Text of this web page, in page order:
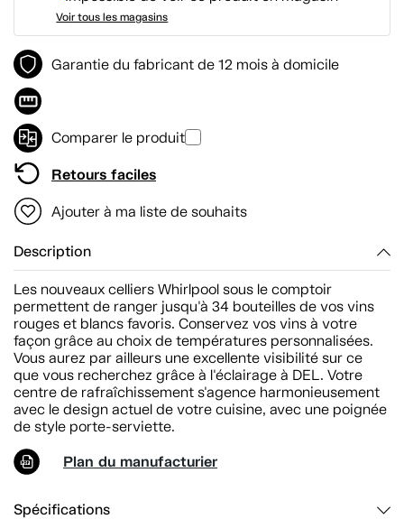
Voir tous les magasins
Garantie du fabricant de 12 mois à domicile
Comparer le produit
Retours faciles
Ajouter à ma liste de souhaits
Description
Les nouveaux celliers Whirlpool sous le comptoir
permettent de ranger jusqu'à 34 bouteilles de vos vins
rouges et blancs favoris. Conservez vos vins à votre
façon grâce au choix de températures personnalisées.
Vous aurez par ailleurs une excellente visibilité sur ce
que vous recherchez grâce à l'éclairage à DEL. Votre
centre de rafraîchissement s'agence harmonieusement
avec le design actuel de votre cuisine, avec une poignée
de style porte-serviette.
Plan du manufacturier
Spécifications